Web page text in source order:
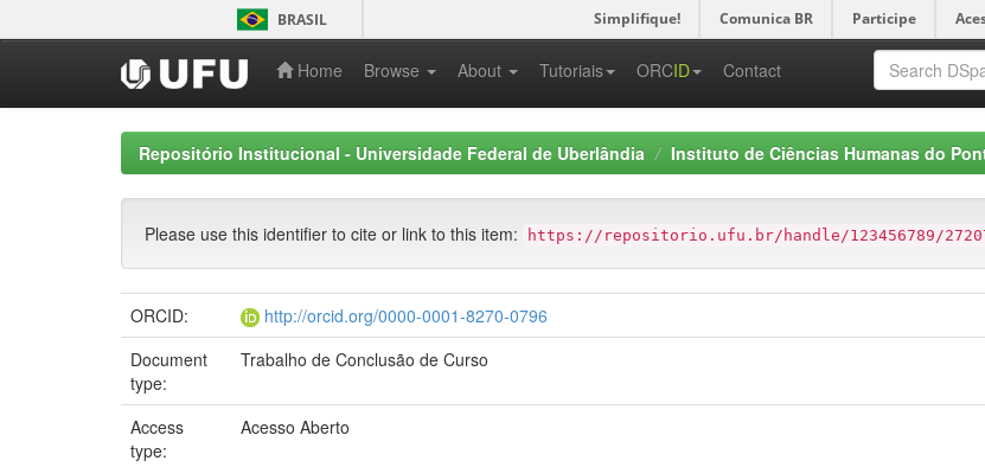
navigation
BRASIL Simplifique! Comunica BR Participe
Home Browse About Tutoriais ORCID Contact
Repositório Institucional - Universidade Federal de Uberlândia Instituto de Ciências Humanas do
Please use this identifier to cite or link to this item: https://repositorio.ufu.br/handle/123456789/
ORCID:
http://orcid.org/0000-0001-8270-0796
Document
type:
Trabalho de Conclusão de Curso
Access
type:
Acesso Aberto